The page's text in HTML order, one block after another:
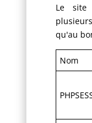
Le site
qu'au
Nom